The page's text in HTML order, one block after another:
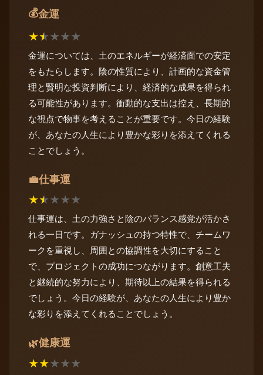
💰金運
★★★★★
金運については、土のエネルギーが経済面での安定
をもたらします。陰の性質により、計画的な資金管
理と賢明な投資判断により、経済的な成果を得られ
る可能性があります。衝動的な支出は控え、長期的
な視点で物事を考えることが重要です。今日の経験
が、あなたの人生により豊かな彩りを添えてくれる
ことでしょう。
💼仕事運
★★★★★
仕事運は、土の力強さと陰のバランス感覚が活かさ
れる一日です。ガナッシュの持つ特性で、チームワ
ークを重視し、周囲との協調性を大切にすること
で、プロジェクトの成功につながります。創意工夫
と継続的な努力により、期待以上の結果を得られる
でしょう。今日の経験が、あなたの人生により豊か
な彩りを添えてくれることでしょう。
🌿健康運
★★★★★